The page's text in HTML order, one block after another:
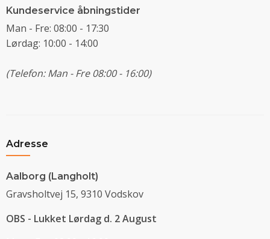
Kundeservice åbningstider
Man - Fre: 08:00 - 17:30
Lørdag: 10:00 - 14:00
(Telefon: Man - Fre 08:00 - 16:00)
Adresse
Aalborg (Langholt)
Gravsholtvej 15, 9310 Vodskov
OBS - Lukket Lørdag d. 2 August